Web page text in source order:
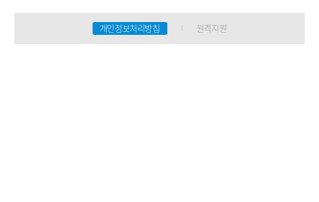
개인정보처리방침 원격지원